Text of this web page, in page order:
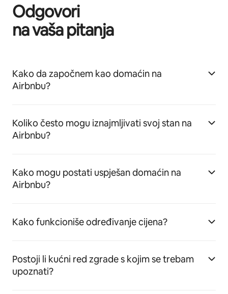
Odgovori
na vaša pitanja
Kako da započnem kao domaćin na
Airbnbu?
Koliko često mogu iznajmljivati svoj stan na
Airbnbu?
Kako mogu postati uspješan domaćin na
Airbnbu?
Kako funkcioniše određivanje cijena?
Postoji li kućni red zgrade s kojim se trebam
upoznati?